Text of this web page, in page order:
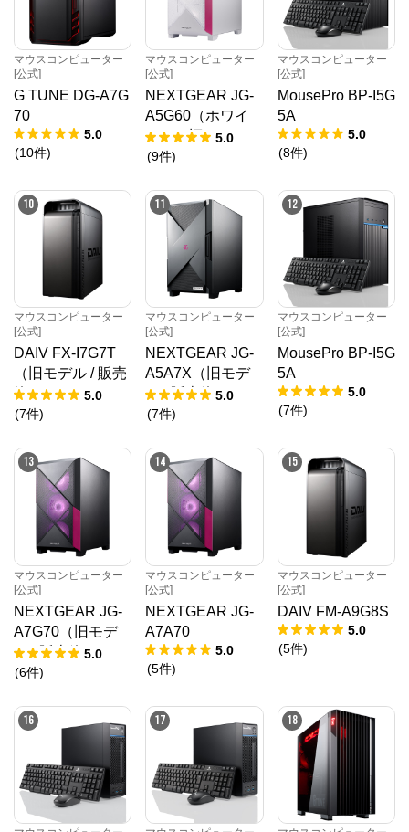
マウスコンピューター
[公式]
G TUNE DG-A7G
70
5.0
(10件)
マウスコンピューター
[公式]
NEXTGEAR JG-
A5G60（ホワイ
ト）（旧モデル /
販売終了）
5.0
(9件)
マウスコンピューター
[公式]
MousePro BP-I5G
5A
5.0
(8件)
10
マウスコンピューター
[公式]
DAIV FX-I7G7T
（旧モデル / 販売
終了）
5.0
(7件)
11
マウスコンピューター
[公式]
NEXTGEAR JG-
A5A7X（旧モデ
ル / 販売終了）
5.0
(7件)
12
マウスコンピューター
[公式]
MousePro BP-I5G
5A
5.0
(7件)
13
マウスコンピューター
[公式]
NEXTGEAR JG-
A7G70（旧モデ
ル / 販売終了）
5.0
(6件)
14
マウスコンピューター
[公式]
NEXTGEAR JG-
A7A70
5.0
(5件)
15
マウスコンピューター
[公式]
DAIV FM-A9G8S
5.0
(5件)
16 17 18